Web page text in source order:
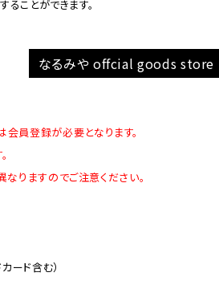
ことができます。
なるみや offcial goods store
員登録が必要となります。
りますのでご注意ください。
ード含む）